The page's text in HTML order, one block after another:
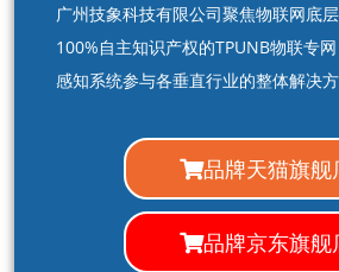
广州技象科技有限公司聚焦物联网底
100%自主知识产权的TPUNB物联专
感知系统参与各垂直行业的整体解决方
品牌天猫旗舰
品牌京东旗舰